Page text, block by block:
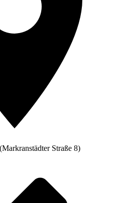
Straße 8)